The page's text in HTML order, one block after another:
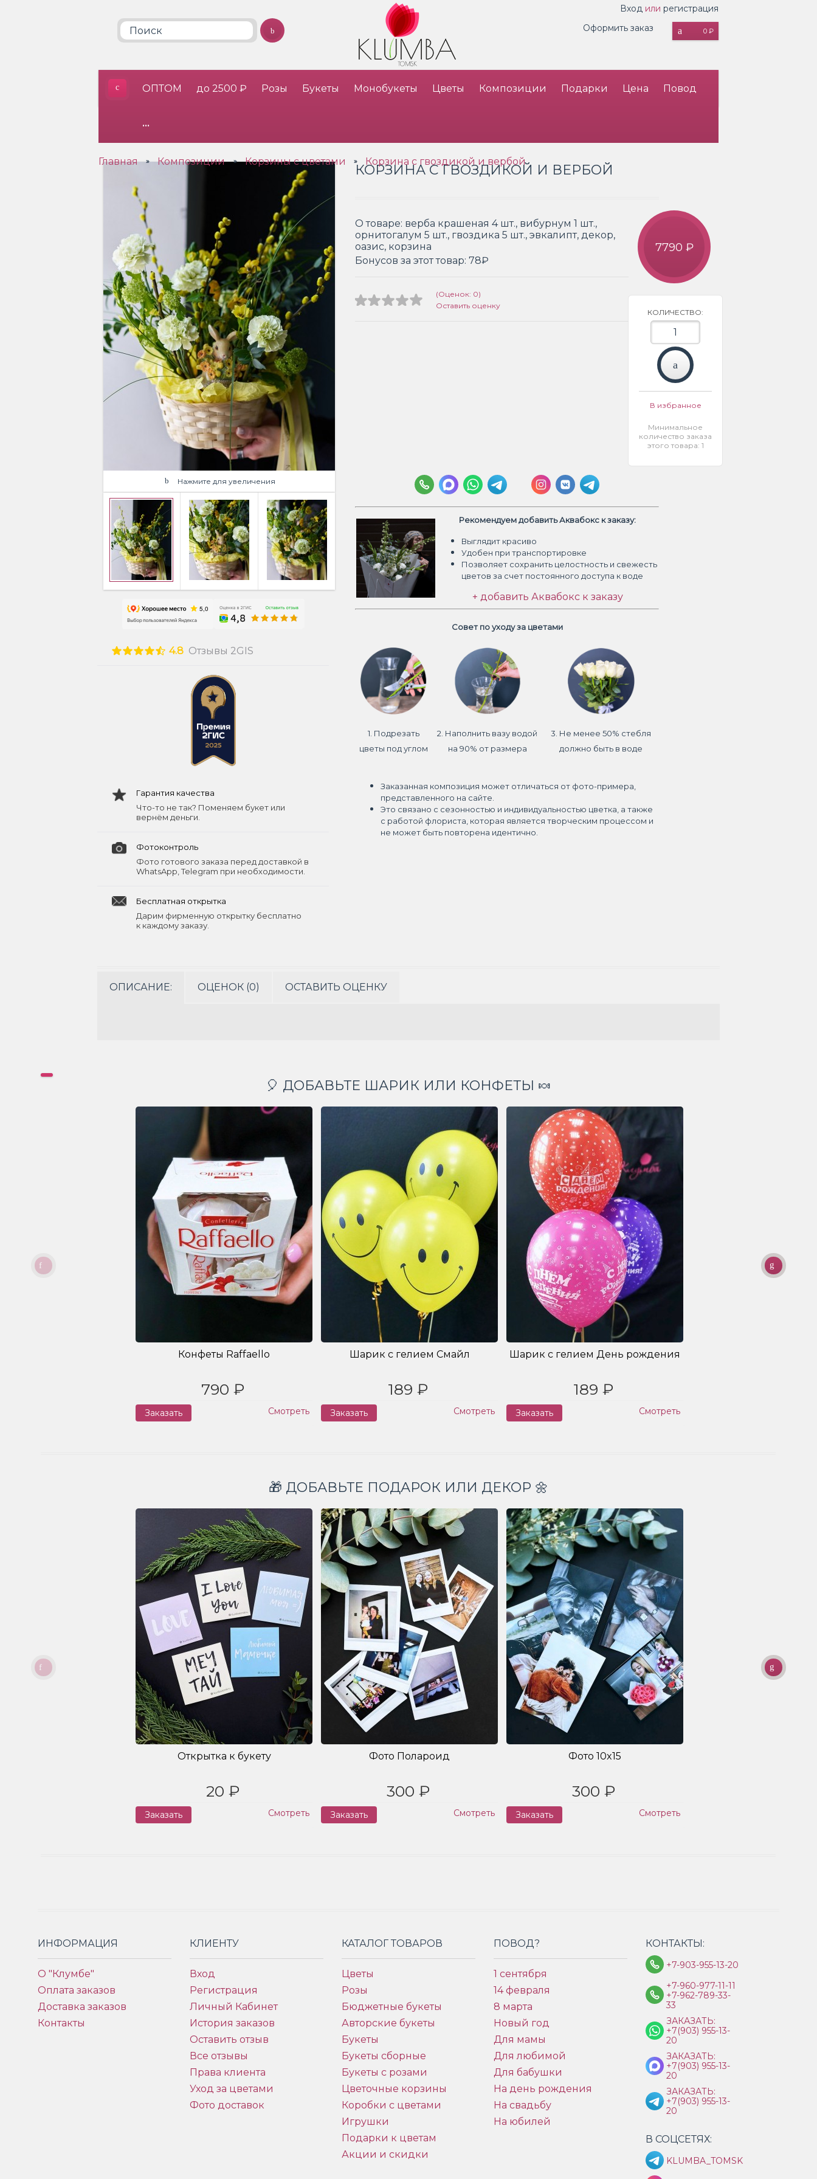
Вход или регистрация
0 ₽
Оформить заказ
ОПТОМ до 2500 ₽ Розы Букеты Монобукеты Цветы Композиции Подарки Цена Повод
•••
Главная » Композиции » Корзины с цветами » Корзина с гвоздикой и вербой
Нажмите для увеличения
4.8 Отзывы 2GIS
Гарантия качества
Что-то не так? Поменяем букет или
вернём деньги.
Фотоконтроль
Фото готового заказа перед доставкой в
WhatsApp, Telegram при необходимости.
Бесплатная открытка
Дарим фирменную открытку бесплатно
к каждому заказу.
КОРЗИНА С ГВОЗДИКОЙ И ВЕРБОЙ
О товаре: верба крашеная 4 шт., вибурнум 1 шт.,
орнитогалум 5 шт., гвоздика 5 шт., эвкалипт, декор,
оазис, корзина
Бонусов за этот товар: 78₽
(Оценок: 0)
Оставить оценку
7790 ₽
КОЛИЧЕСТВО:
В избранное
Минимальное
количество заказа
этого товара: 1
Рекомендуем добавить Аквабокс к заказу:
Выглядит красиво
Удобен при транспортировке
Позволяет сохранить целостность и свежесть
цветов за счет постоянного доступа к воде
+ добавить Аквабокс к заказу
Совет по уходу за цветами
1. Подрезать
цветы под углом
2. Наполнить вазу водой
на 90% от размера
3. Не менее 50% стебля
должно быть в воде
Заказанная композиция может отличаться от фото-примера,
представленного на сайте.
Это связано с сезонностью и индивидуальностью цветка, а также
с работой флориста, которая является творческим процессом и
не может быть повторена идентично.
ОПИСАНИЕ: ОЦЕНОК (0) ОСТАВИТЬ ОЦЕНКУ
🎈 ДОБАВЬТЕ ШАРИК ИЛИ КОНФЕТЫ 🍬
Конфеты Raffaello
790 ₽
Заказать Смотреть
Шарик с гелием Смайл
189 ₽
Заказать Смотреть
Шарик с гелием День рождения
189 ₽
Заказать Смотреть
🎁 ДОБАВЬТЕ ПОДАРОК ИЛИ ДЕКОР 🌼
Открытка к букету
20 ₽
Заказать Смотреть
Фото Полароид
300 ₽
Заказать Смотреть
Фото 10x15
300 ₽
Заказать Смотреть
ИНФОРМАЦИЯ
О "Клумбе"
Оплата заказов
Доставка заказов
Контакты
КЛИЕНТУ
Вход
Регистрация
Личный Кабинет
История заказов
Оставить отзыв
Все отзывы
Права клиента
Уход за цветами
Фото доставок
КАТАЛОГ ТОВАРОВ
Цветы
Розы
Бюджетные букеты
Авторские букеты
Букеты
Букеты сборные
Букеты с розами
Цветочные корзины
Коробки с цветами
Игрушки
Подарки к цветам
Акции и скидки
ПОВОД?
1 сентября
14 февраля
8 марта
Новый год
Для мамы
Для любимой
Для бабушки
На день рождения
На свадьбу
На юбилей
КОНТАКТЫ:
+7-903-955-13-20
+7-960-977-11-11
+7-962-789-33-
33
ЗАКАЗАТЬ:
+7(903) 955-13-
20
ЗАКАЗАТЬ:
+7(903) 955-13-
20
ЗАКАЗАТЬ:
+7(903) 955-13-
20
В СОЦСЕТЯХ:
KLUMBA_TOMSK